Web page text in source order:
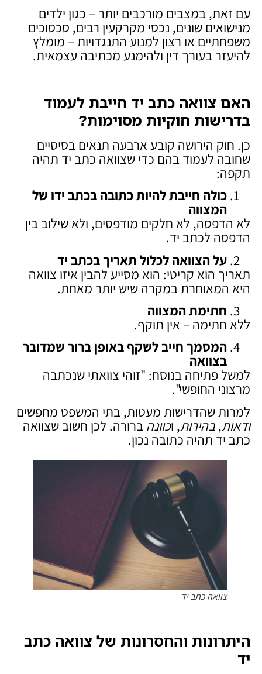
עם זאת, במצבים מורכבים יותר – כגון ילדים
מנישואים שונים, נכסי מקרקעין רבים, סכסוכים
משפחתיים או רצון למנוע התנגדויות – מומלץ
להיעזר בעורך דין ולהימנע מכתיבה עצמאית.
האם צוואה כתב יד חייבת לעמוד
בדרישות חוקיות מסוימות?
כן. חוק הירושה קובע ארבעה תנאים בסיסיים
שחובה לעמוד בהם כדי שצוואה כתב יד תהיה
תקפה:
כולה חייבת להיות כתובה בכתב ידו של
המצווה
לא הדפסה, לא חלקים מודפסים, ולא שילוב בין
הדפסה לכתב יד.
על הצוואה לכלול תאריך בכתב יד
תאריך הוא קריטי: הוא מסייע להבין איזו צוואה
היא המאוחרת במקרה שיש יותר מאחת.
חתימת המצווה
ללא חתימה – אין תוקף.
המסמך חייב לשקף באופן ברור שמדובר
בצוואה
למשל פתיחה בנוסח: "זוהי צוואתי שנכתבה
מרצוני החופשי".
למרות שהדרישות מעטות, בתי המשפט מחפשים
ודאות, בהירות, וכוונה ברורה. לכן חשוב שצוואה
כתב יד תהיה כתובה נכון.
צוואה כתב יד
היתרונות והחסרונות של צוואה כתב
יד